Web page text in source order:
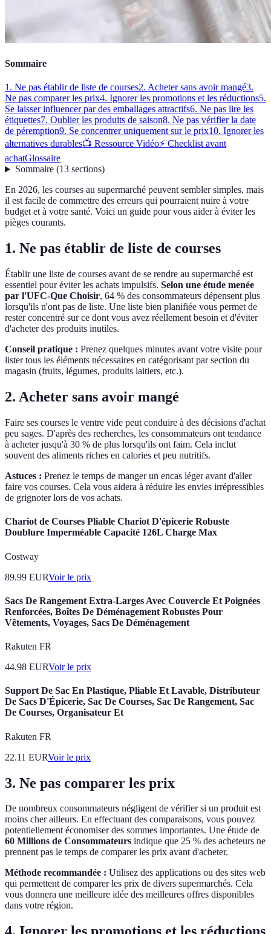
Sommaire
1. Ne pas établir de liste de courses2. Acheter sans avoir mangé3.
Ne pas comparer les prix4. Ignorer les promotions et les réductions5.
Se laisser influencer par des emballages attractifs6. Ne pas lire les
étiquettes7. Oublier les produits de saison8. Ne pas vérifier la date
de péremption9. Se concentrer uniquement sur le prix10. Ignorer les
alternatives durables📺 Ressource Vidéo⚡ Checklist avant
achatGlossaire
Sommaire(13 sections)
En 2026, les courses au supermarché peuvent sembler simples, mais
il est facile de commettre des erreurs qui pourraient nuire à votre
budget et à votre santé. Voici un guide pour vous aider à éviter les
pièges courants.
1. Ne pas établir de liste de courses
Établir une liste de courses avant de se rendre au supermarché est
essentiel pour éviter les achats impulsifs. Selon une étude menée
par l'UFC-Que Choisir, 64 % des consommateurs dépensent plus
lorsqu'ils n'ont pas de liste. Une liste bien planifiée vous permet de
rester concentré sur ce dont vous avez réellement besoin et d'éviter
d'acheter des produits inutiles.
Conseil pratique : Prenez quelques minutes avant votre visite pour
lister tous les éléments nécessaires en catégorisant par section du
magasin (fruits, légumes, produits laitiers, etc.).
2. Acheter sans avoir mangé
Faire ses courses le ventre vide peut conduire à des décisions d'achat
peu sages. D'après des recherches, les consommateurs ont tendance
à acheter jusqu'à 30 % de plus lorsqu'ils ont faim. Cela inclut
souvent des aliments riches en calories et peu nutritifs.
Astuces : Prenez le temps de manger un encas léger avant d'aller
faire vos courses. Cela vous aidera à réduire les envies irrépressibles
de grignoter lors de vos achats.
Chariot de Courses Pliable Chariot D'épicerie Robuste
Doublure Imperméable Capacité 126L Charge Max
Costway
89.99 EURVoir le prix
Sacs De Rangement Extra-Larges Avec Couvercle Et Poignées
Renforcées, Boîtes De Déménagement Robustes Pour
Vêtements, Voyages, Sacs De Déménagement
Rakuten FR
44.98 EURVoir le prix
Support De Sac En Plastique, Pliable Et Lavable, Distributeur
De Sacs D'Épicerie, Sac De Courses, Sac De Rangement, Sac
De Courses, Organisateur Et
Rakuten FR
22.11 EURVoir le prix
3. Ne pas comparer les prix
De nombreux consommateurs négligent de vérifier si un produit est
moins cher ailleurs. En effectuant des comparaisons, vous pouvez
potentiellement économiser des sommes importantes. Une étude de
60 Millions de Consommateurs indique que 25 % des acheteurs ne
prennent pas le temps de comparer les prix avant d'acheter.
Méthode recommandée : Utilisez des applications ou des sites web
qui permettent de comparer les prix de divers supermarchés. Cela
vous donnera une meilleure idée des meilleures offres disponibles
dans votre région.